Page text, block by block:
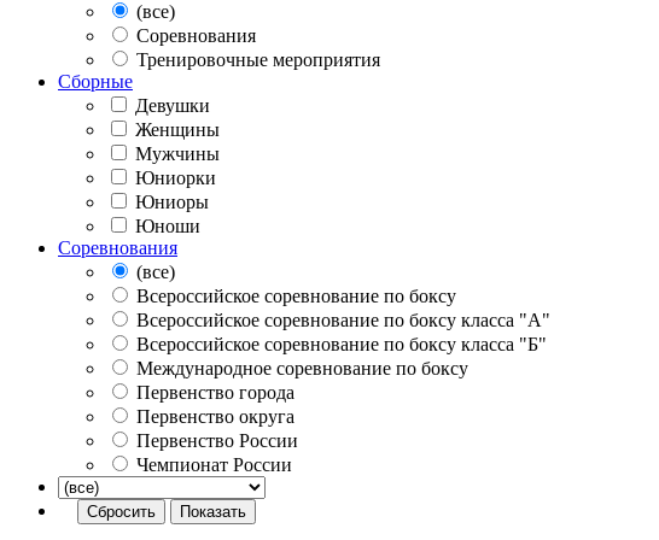
(все)
Соревнования
Тренировочные мероприятия
Сборные
Девушки
Женщины
Мужчины
Юниорки
Юниоры
Юноши
Соревнования
(все)
Всероссийское соревнование по боксу
Всероссийское соревнование по боксу класса "А"
Всероссийское соревнование по боксу класса "Б"
Международное соревнование по боксу
Первенство города
Первенство округа
Первенство России
Чемпионат России